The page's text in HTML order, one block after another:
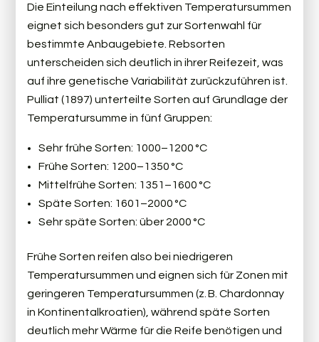
Die Einteilung nach effektiven Temperatursummen
eignet sich besonders gut zur Sortenwahl für
bestimmte Anbaugebiete. Rebsorten
unterscheiden sich deutlich in ihrer Reifezeit, was
auf ihre genetische Variabilität zurückzuführen ist.
Pulliat (1897) unterteilte Sorten auf Grundlage der
Temperatursumme in fünf Gruppen:
Sehr frühe Sorten: 1000–1200 °C
Frühe Sorten: 1200–1350 °C
Mittelfrühe Sorten: 1351–1600 °C
Späte Sorten: 1601–2000 °C
Sehr späte Sorten: über 2000 °C
Frühe Sorten reifen also bei niedrigeren
Temperatursummen und eignen sich für Zonen mit
geringeren Temperatursummen (z. B. Chardonnay
in Kontinentalkroatien), während späte Sorten
deutlich mehr Wärme für die Reife benötigen und